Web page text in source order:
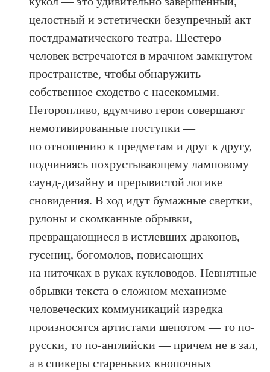
целостный и эстетически безупречный акт
постдраматического театра. Шестеро
человек встречаются в мрачном замкнутом
пространстве, чтобы обнаружить
собственное сходство с насекомыми.
Неторопливо, вдумчиво герои совершают
немотивированные поступки —
по отношению к предметам и друг к другу,
подчиняясь похрустывающему ламповому
саунд-дизайну и прерывистой логике
сновидения. В ход идут бумажные свертки,
рулоны и скомканные обрывки,
превращающиеся в истлевших драконов,
гусениц, богомолов, повисающих
на ниточках в руках кукловодов. Невнятные
обрывки текста о сложном механизме
человеческих коммуникаций изредка
произносятся артистами шепотом — то по-
русски, то по-английски — причем не в зал,
а в спикеры стареньких кнопочных